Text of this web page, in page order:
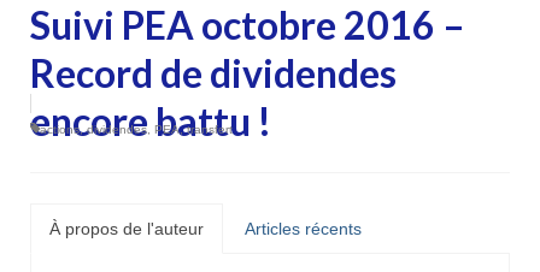
Suivi PEA octobre 2016 –
Record de dividendes
encore battu !
actions,dividendes PEA,transfert
À propos de l'auteur Articles récents